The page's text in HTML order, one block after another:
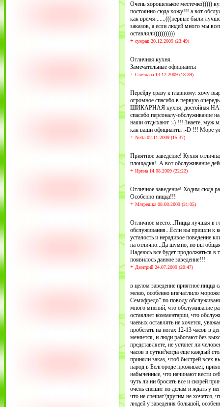
Очень хорошенькое местечко)))))
постоянно сюда хожу!!! а вот
как время.......(((первые были
заказов, а если людей много мы
оставляли))))))))))
+ сумрак 20.12.2009 (23:49)
Отличная кухня.
Замечательные официанты
+ Светлана 13.12.2009 (18:39)
Перейду сразу к главному: хочу
огромное спасибо в первую
ШИКАРНАЯ кухня, достойная
спасибо персоналу-обслуживание
наши отдыхают :-) !!! Знаете, муж
как ваши официанты :-D !!! Море
+ Netta 02.11.2009 (15:37)
Приятное заведение! Кухня
площадка!. А вот обслуживание
+ Ирина 14.08.2009 (22:22)
Отличное заведение! Ходим сюда
Особенно пицца!!!
+ Матрешка 08.08.2009 (21:05)
Отличное место...Пицца лучшая в
обслуживания...Если вы пришли к
усталость и нерадивое поведение
на отлично...Да шумно, но вы
Надеюсь все будет продолжаться в
появилось данное заведение!!!
+ Дмитрий 24.07.2009 (20:47)
в целом заведение приятное.пицца
меню, особенно впечатлило
Семифредо".по поводу
много мнений, что обслуживание
оставляет комментарии, что
чаевых оставлять не хочется,
пробегать на ногах 12-13 часов в
меняется, и люди работают без
представляете, не устанет ли
часов в сутки?когда еще каждый
приняли заказ, чтоб быстрей всех
народ в Белгороде проживает,
набыченные, что начинают вести
чуть ли ни бросить все и скорей
очень спешит по делам и ждать у
что не спешат?другим не хочется,
людей у заведения большой,